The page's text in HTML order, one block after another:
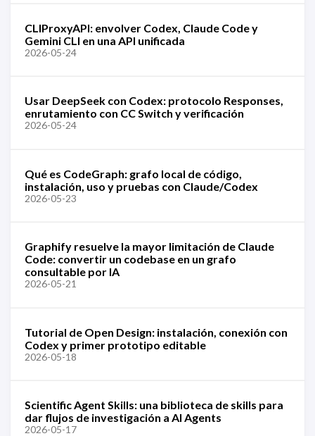
CLIProxyAPI: envolver Codex, Claude Code y
Gemini CLI en una API unificada
2026-05-24
Usar DeepSeek con Codex: protocolo Responses,
enrutamiento con CC Switch y verificación
2026-05-24
Qué es CodeGraph: grafo local de código,
instalación, uso y pruebas con Claude/Codex
2026-05-23
Graphify resuelve la mayor limitación de Claude
Code: convertir un codebase en un grafo
consultable por IA
2026-05-21
Tutorial de Open Design: instalación, conexión con
Codex y primer prototipo editable
2026-05-18
Scientific Agent Skills: una biblioteca de skills para
dar flujos de investigación a AI Agents
2026-05-17